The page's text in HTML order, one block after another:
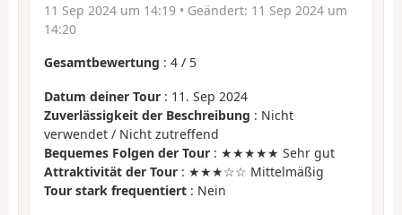
11 Sep 2024 um 14:19 • Geändert: 11 Sep 2024 um
14:20
Gesamtbewertung : 4 / 5
Datum deiner Tour : 11. Sep 2024
Zuverlässigkeit der Beschreibung : Nicht
verwendet / Nicht zutreffend
Bequemes Folgen der Tour : ★★★★★ Sehr gut
Attraktivität der Tour : ★★★☆☆ Mittelmäßig
Tour stark frequentiert : Nein